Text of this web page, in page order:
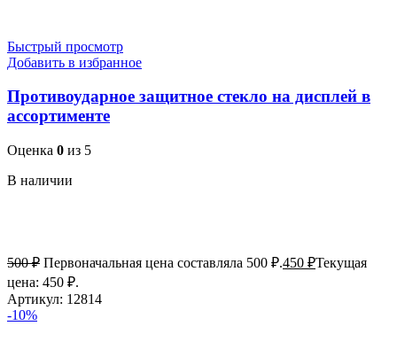
Быстрый просмотр
Добавить в избранное
Противоударное защитное стекло на дисплей в
ассортименте
Оценка 0 из 5
В наличии
500₽ Первоначальная цена составляла 500 ₽.450 ₽Текущая
цена: 450 ₽.
Артикул: 12814
-10%